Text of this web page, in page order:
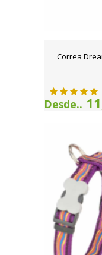
Correa
Desde..